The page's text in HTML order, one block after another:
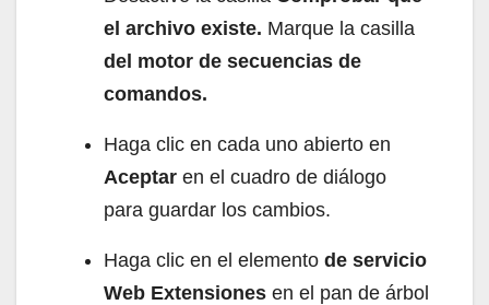
el archivo existe. Marque la casilla
del motor de secuencias de
comandos.
Haga clic en cada uno abierto en
Aceptar en el cuadro de diálogo
para guardar los cambios.
Haga clic en el elemento de servicio
Web Extensiones en el pan de árbol